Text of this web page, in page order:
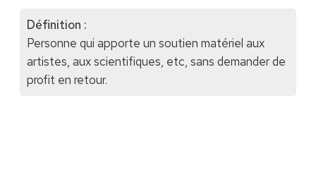
Définition :
Personne qui apporte un soutien matériel aux
artistes, aux scientifiques, etc, sans demander de
profit en retour.